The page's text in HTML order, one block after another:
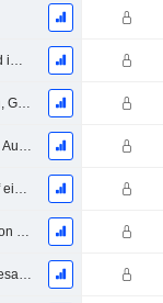
Abschreibung von Firmenwert und immateriellen Vermögenswerten - (CF) - (Modellspezifisch)
Abschreibungen & Amortisationen, Gesamt - CF
Abschreibung auf aufgeschobene Aufwendungen, Gesamt - (CF)
(Gewinn) Verlust aus dem Verkauf eines Vermögenswerts
Rückstellung und Abschreibung von uneinbringlichen Forderungen
Andere Betriebliche Aktivitäten, Gesamt